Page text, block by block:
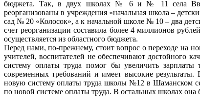
бюджета. Так, в двух школах № 6 и № 11 села
реорганизованы в учреждения «начальная школа –
сад № 20 «Колосок», а к начальной школе № 10 – два
счет реорганизации составила более 4 миллионов
осуществляется из областного бюджета.
Перед нами, по-прежнему, стоит вопрос о переходе на
учителей, воспитателей не обеспечивают достойного
систему оплаты труда помог бы увеличить
современных требований и имеет высокие
новую систему оплаты труда школы №12 в Шаманском
по новой системе оплаты труда. В остальных школах она